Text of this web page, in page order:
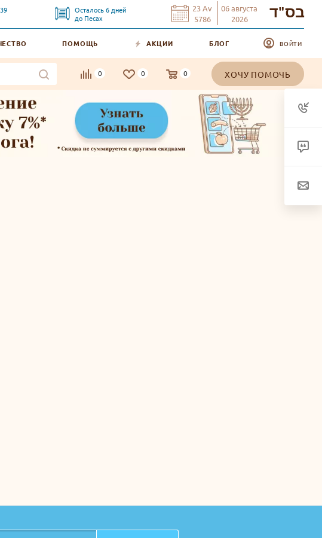
Осталось6 дней
до Песах
23Av
5786
06августа
2026
בס"ד
ВОЙТИ
ПОМОЩЬ АКЦИИ БЛОГ
0 0 0 ХОЧУ ПОМОЧЬ